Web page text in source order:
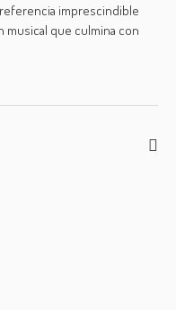
imprescindible
musical que culmina con